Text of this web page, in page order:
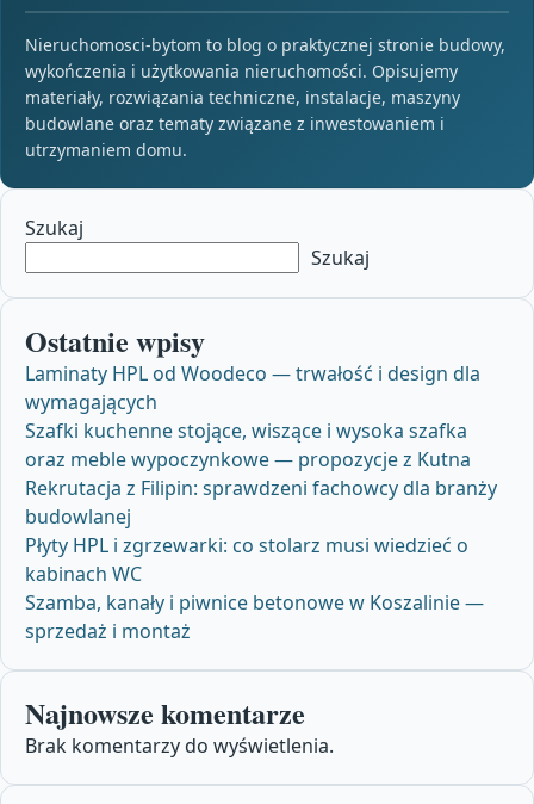
Nieruchomosci-bytom to blog o praktycznej stronie budowy,
wykończenia i użytkowania nieruchomości. Opisujemy
materiały, rozwiązania techniczne, instalacje, maszyny
budowlane oraz tematy związane z inwestowaniem i
utrzymaniem domu.
Szukaj
Szukaj
Ostatnie wpisy
Laminaty HPL od Woodeco — trwałość i design dla
wymagających
Szafki kuchenne stojące, wiszące i wysoka szafka
oraz meble wypoczynkowe — propozycje z Kutna
Rekrutacja z Filipin: sprawdzeni fachowcy dla branży
budowlanej
Płyty HPL i zgrzewarki: co stolarz musi wiedzieć o
kabinach WC
Szamba, kanały i piwnice betonowe w Koszalinie —
sprzedaż i montaż
Najnowsze komentarze
Brak komentarzy do wyświetlenia.